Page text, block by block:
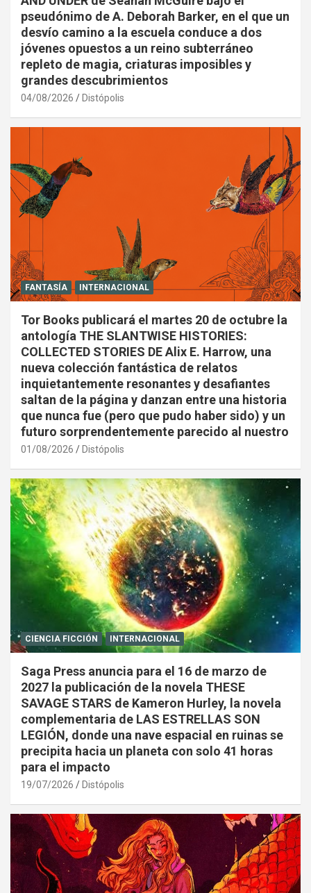
pseudónimo de A. Deborah Barker, en el que un
desvío camino a la escuela conduce a dos
jóvenes opuestos a un reino subterráneo
repleto de magia, criaturas imposibles y
grandes descubrimientos
04/08/2026 Distópolis
FANTASÍA INTERNACIONAL
Tor Books publicará el martes 20 de octubre la
antología THE SLANTWISE HISTORIES:
COLLECTED STORIES DE Alix E. Harrow, una
nueva colección fantástica de relatos
inquietantemente resonantes y desafiantes
saltan de la página y danzan entre una historia
que nunca fue (pero que pudo haber sido) y un
futuro sorprendentemente parecido al nuestro
01/08/2026 Distópolis
CIENCIA FICCIÓN INTERNACIONAL
Saga Press anuncia para el 16 de marzo de
2027 la publicación de la novela THESE
SAVAGE STARS de Kameron Hurley, la novela
complementaria de LAS ESTRELLAS SON
LEGIÓN, donde una nave espacial en ruinas se
precipita hacia un planeta con solo 41 horas
para el impacto
19/07/2026 Distópolis